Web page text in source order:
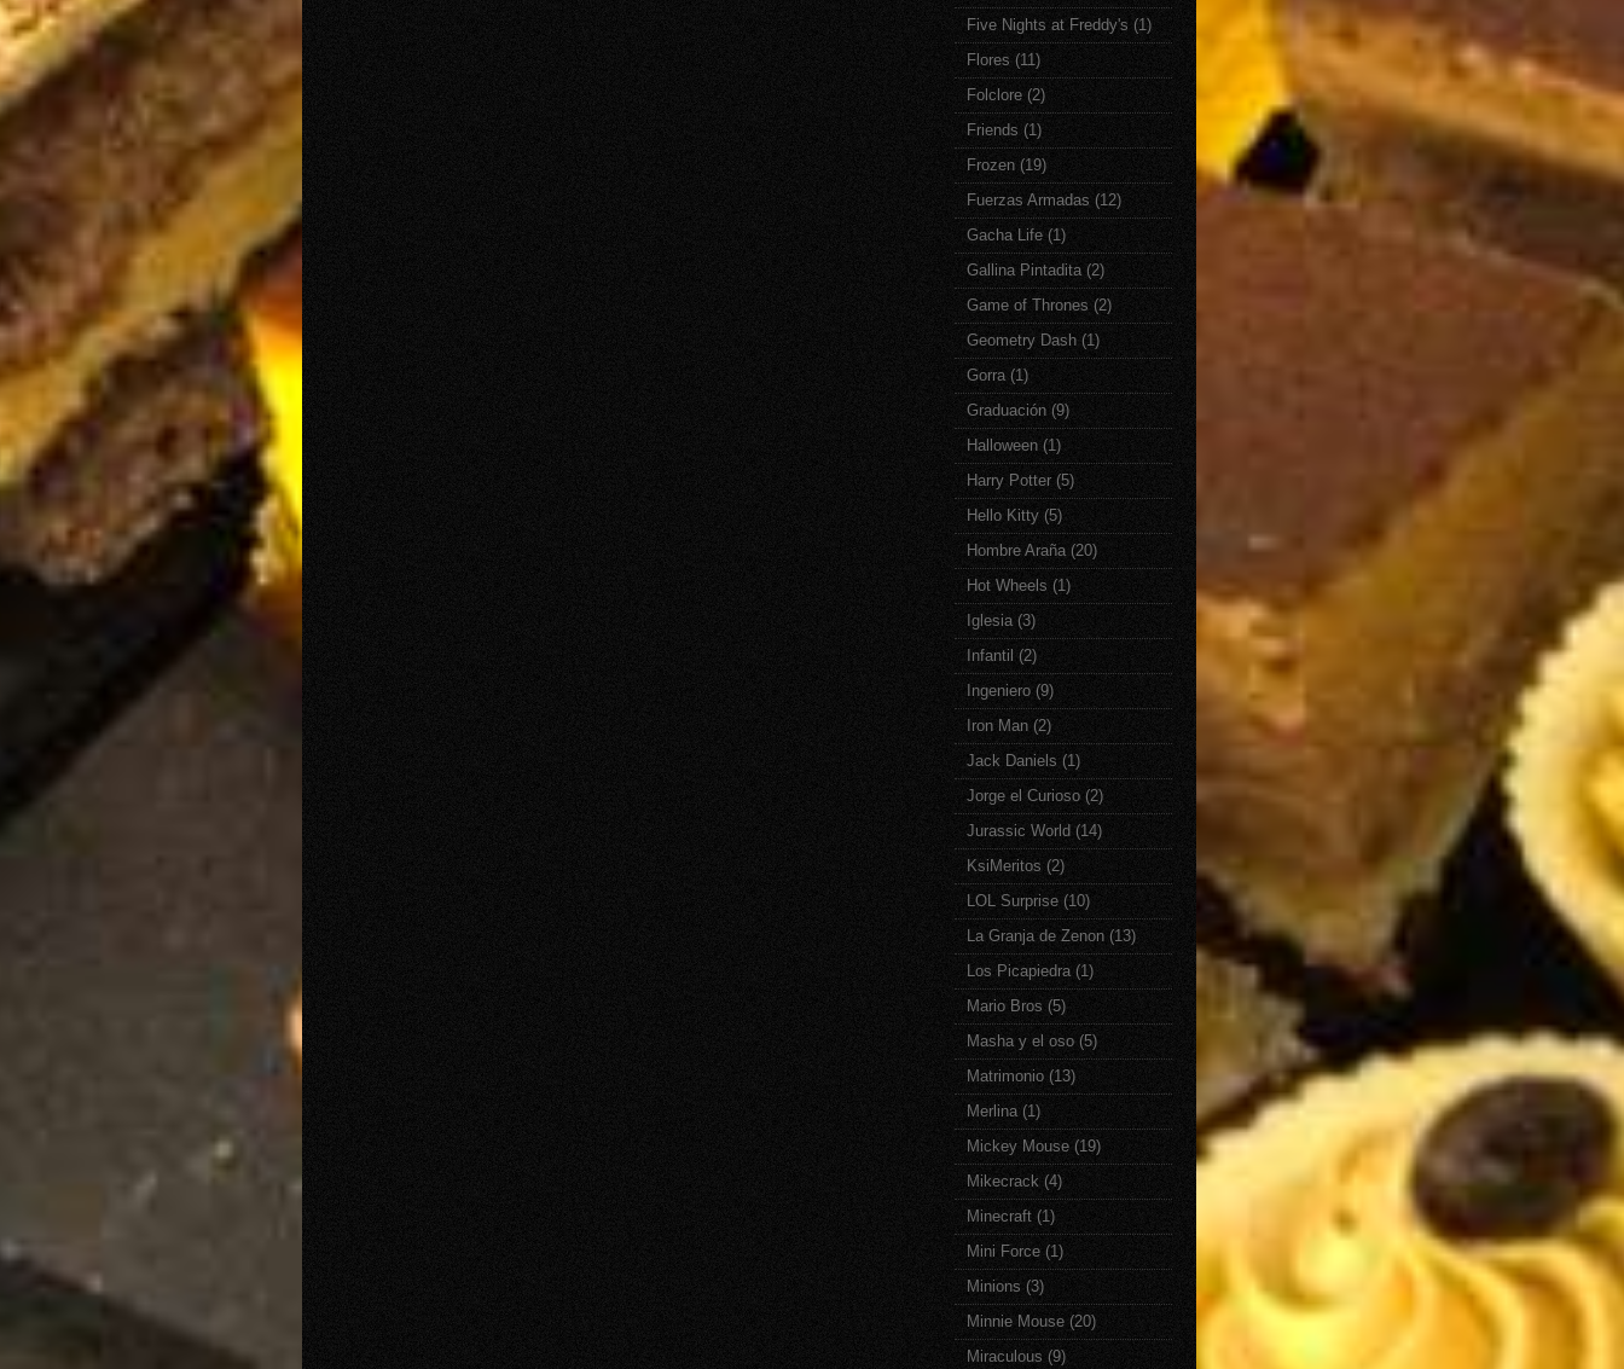
Five Nights at Freddy's (1)
Flores (11)
Folclore (2)
Friends (1)
Frozen (19)
Fuerzas Armadas (12)
Gacha Life (1)
Gallina Pintadita (2)
Game of Thrones (2)
Geometry Dash (1)
Gorra (1)
Graduación (9)
Halloween (1)
Harry Potter (5)
Hello Kitty (5)
Hombre Araña (20)
Hot Wheels (1)
Iglesia (3)
Infantil (2)
Ingeniero (9)
Iron Man (2)
Jack Daniels (1)
Jorge el Curioso (2)
Jurassic World (14)
KsiMeritos (2)
LOL Surprise (10)
La Granja de Zenon (13)
Los Picapiedra (1)
Mario Bros (5)
Masha y el oso (5)
Matrimonio (13)
Merlina (1)
Mickey Mouse (19)
Mikecrack (4)
Minecraft (1)
Mini Force (1)
Minions (3)
Minnie Mouse (20)
Miraculous (9)